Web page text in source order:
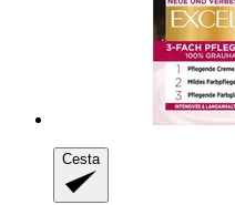
Cesta